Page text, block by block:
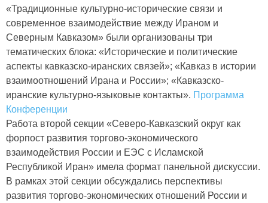
«Традиционные культурно-исторические связи и
современное взаимодействие между Ираном и
Северным Кавказом» были организованы три
тематических блока: «Исторические и политические
аспекты кавказско-иранских связей»; «Кавказ в истории
взаимоотношений Ирана и России»; «Кавказско-
иранские культурно-языковые контакты». Программа
Конференции
Работа второй секции «Северо-Кавказский округ как
форпост развития торгово-экономического
взаимодействия России и ЕЭС с Исламской
Республикой Иран» имела формат панельной дискуссии.
В рамках этой секции обсуждались перспективы
развития торгово-экономических отношений России и